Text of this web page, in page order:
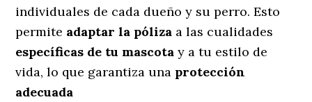
individuales de cada dueño y su perro. Esto
permite adaptar la póliza a las cualidades
específicas de tu mascota y a tu estilo de
vida, lo que garantiza una protección
adecuada